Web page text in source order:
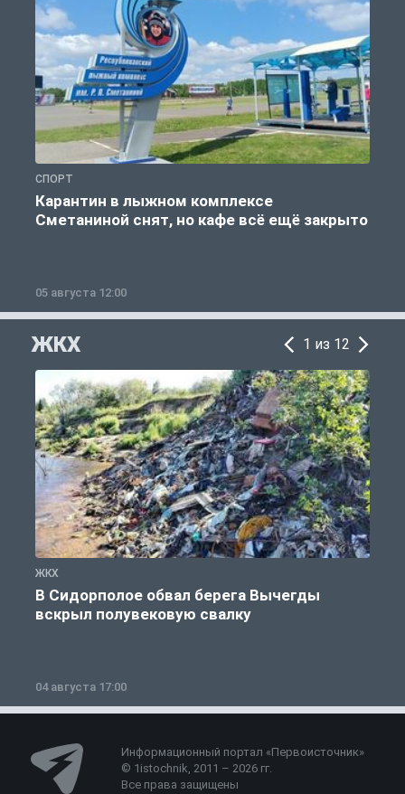
СПОРТ
Карантин в лыжном комплексе
Сметаниной снят, но кафе всё ещё закрыто
05 августа 12:00
ЖКХ 1 из 12
ЖКХ
В Сидорполое обвал берега Вычегды
вскрыл полувековую свалку
04 августа 17:00
Информационный портал «Первоисточник»
© 1istochnik, 2011 – 2026 гг.
Все права защищены